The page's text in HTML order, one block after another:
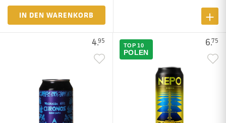
IN DEN WARENKORB
4.95 6.75
TOP 10
POLEN